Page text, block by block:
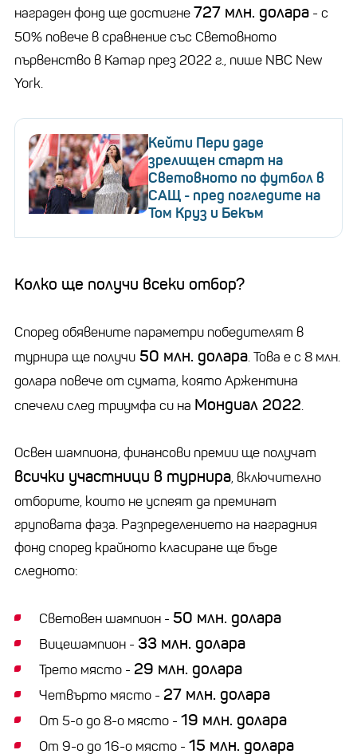
награден фонд ще достигне727 млн. долара - с
50% повече в сравнение със Световното
първенство в Катар през 2022 г., пише NBC New
York.
Кейти Пери даде
зрелищен старт на
Световното по футбол в
САЩ - пред погледите на
Том Круз и Бекъм
Колко ще получи всеки отбор?
Според обявените параметри победителят в
турнира ще получи 50 млн. долара. Това е с 8 млн.
долара повече от сумата, която Аржентина
спечели след триумфа си на Мондиал 2022.
Освен шампиона, финансови премии ще получат
всички участници в турнира, включително
отборите, които не успеят да преминат
груповата фаза. Разпределението на наградния
фонд според крайното класиране ще бъде
следното:
Световен шампион - 50 млн. долара
Вицешампион - 33 млн. долара
Трето място - 29 млн. долара
Четвърто място - 27 млн. долара
От 5-о до 8-о място - 19 млн. долара
От 9-о до 16-о място - 15 млн. долара